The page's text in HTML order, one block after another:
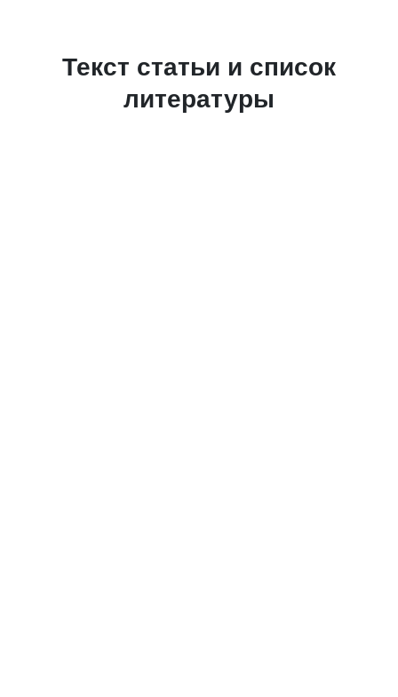
Текст статьи и список
литературы